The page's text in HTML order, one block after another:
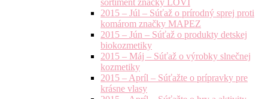
2015 – Júl – Súťaž o prírodný sprej proti
komárom značky MAPEZ
2015 – Jún – Súťaž o produkty detskej
biokozmetiky
2015 – Máj – Súťaž o výrobky slnečnej
kozmetiky
2015 – Apríl – Súťažte o prípravky pre
krásne vlasy